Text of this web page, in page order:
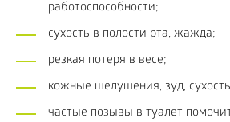
работоспособности;
сухость в полости рта, жажда;
резкая потеря в весе;
кожные шелушения, зуд,
частые позывы в туалет